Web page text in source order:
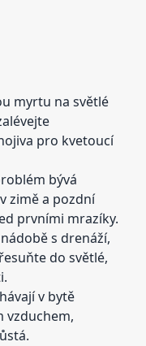
myrtu na světlé
pro kvetoucí
bývá
zimě a pozdní
prvními mrazíky.
s drenáží,
do světlé,
v bytě
vzduchem,